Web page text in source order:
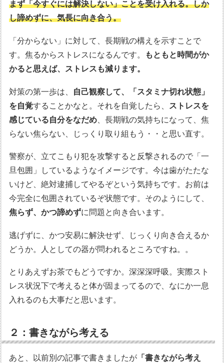
まず「今すぐには解決しない」ことを受け入れる。しか
し諦めずに、気長に向き合う。
「分からない」に対して、長期戦の構えを示すことで
す。焦るからストレスになるんです。
もともと時間がか
かると思えば、ストレスも減ります。
対策の第一歩は、 自己観察して、「スタミナ切れ状態」
を自覚することかなと。それを自覚したら、 ストレスを
感じている自分をなだめ 、長期戦の気持ちになって、焦
らない焦らない、じっくり取り組もう・・と思い直す。
警察が、立てこもり犯を攻撃すると反撃されるので「一
旦包囲」しているようなイメージです。今は歯がたたな
いけど、絶対逮捕してやるぞという気持ちです。お前は
今完全に包囲されているぞ状態です。そのようにして、
焦らず、かつ諦めずに問題と向き合います。
逃げずに、かつ安易に解決せず、じっくり向き合えるか
どうか。人としての器が問われるところですね。。
とりあえずお茶でもどうですか。深深深呼吸。実際スト
レス状況下で考えると体が固まってるので、なにか一息
入れるのも大事だと思います。
２：書きながら考える
あと、以前別の記事で書きましたが 「書きながら考え